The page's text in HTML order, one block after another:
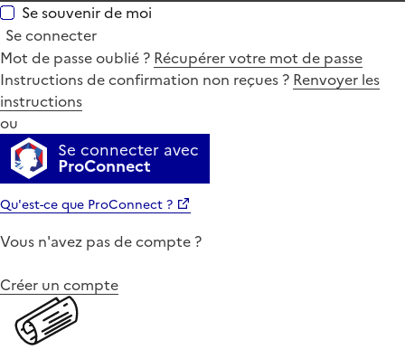
Se souvenir de moi
Se connecter
Mot de passe oublié ? Récupérer votre mot de passe
Instructions de confirmation non reçues ? Renvoyer les
instructions
ou
Se connecter avec
ProConnect
Qu'est-ce que ProConnect ?
Vous n'avez pas de compte ?
Créer un compte